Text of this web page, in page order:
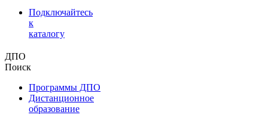
Подключайтесь
к
каталогу
ДПО
Поиск
Программы ДПО
Дистанционное
образование